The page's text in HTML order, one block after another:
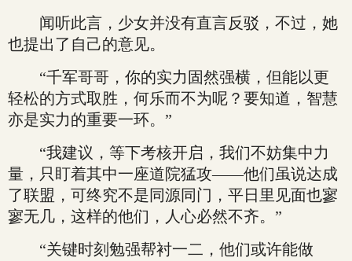
闻听此言，少女并没有直言反驳，不过，她
也提出了自己的意见。
“千军哥哥，你的实力固然强横，但能以更
轻松的方式取胜，何乐而不为呢？要知道，智慧
亦是实力的重要一环。”
“我建议，等下考核开启，我们不妨集中力
量，只盯着其中一座道院猛攻——他们虽说达成
了联盟，可终究不是同源同门，平日里见面也寥
寥无几，这样的他们，人心必然不齐。”
“关键时刻勉强帮衬一二，他们或许能做